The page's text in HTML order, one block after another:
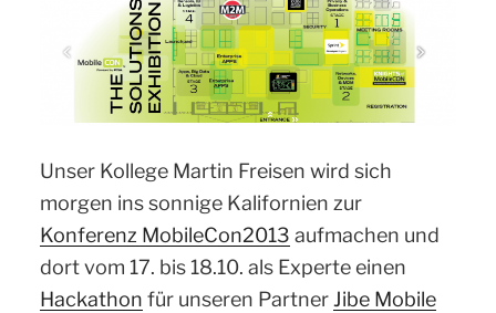
Unser Kollege Martin Freisen wird sich
morgen ins sonnige Kalifornien zur
Konferenz MobileCon2013 aufmachen und
dort vom 17. bis 18.10. als Experte einen
Hackathon für unseren PartnerJibe Mobile